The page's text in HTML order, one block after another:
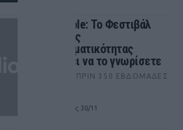
GRBossible: Το Φεστιβάλ
Νεοφυούς
Επιχειρηματικότητας
περιμένει να το γνωρίσετε
ΠΡΙΝ 350 ΕΒΔΟΜΆΔΕΣ
από 29/11 έως 30/11